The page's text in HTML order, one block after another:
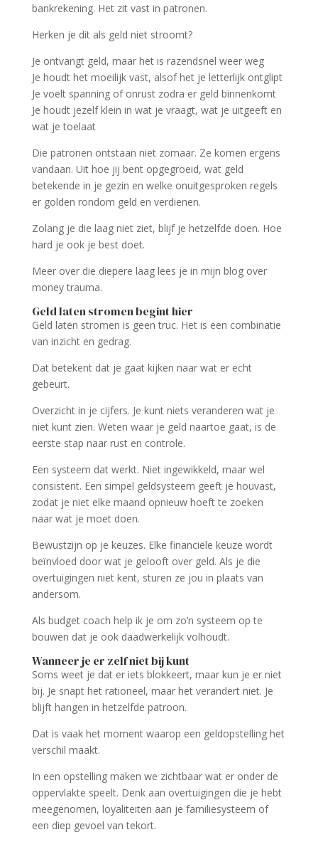
bankrekening. Het zit vast in patronen.
Herken je dit als geld niet stroomt?
Je ontvangt geld, maar het is razendsnel weer weg
Je houdt het moeilijk vast, alsof het je letterlijk ontglipt
Je voelt spanning of onrust zodra er geld binnenkomt
Je houdt jezelf klein in wat je vraagt, wat je uitgeeft en
wat je toelaat
Die patronen ontstaan niet zomaar. Ze komen ergens
vandaan. Uit hoe jij bent opgegroeid, wat geld
betekende in je gezin en welke onuitgesproken regels
er golden rondom geld en verdienen.
Zolang je die laag niet ziet, blijf je hetzelfde doen. Hoe
hard je ook je best doet.
Meer over die diepere laag lees je in mijn blog over
money trauma.
Geld laten stromen begint hier
Geld laten stromen is geen truc. Het is een combinatie
van inzicht en gedrag.
Dat betekent dat je gaat kijken naar wat er echt
gebeurt.
Overzicht in je cijfers. Je kunt niets veranderen wat je
niet kunt zien. Weten waar je geld naartoe gaat, is de
eerste stap naar rust en controle.
Een systeem dat werkt. Niet ingewikkeld, maar wel
consistent. Een simpel geldsysteem geeft je houvast,
zodat je niet elke maand opnieuw hoeft te zoeken
naar wat je moet doen.
Bewustzijn op je keuzes. Elke financiële keuze wordt
beïnvloed door wat je gelooft over geld. Als je die
overtuigingen niet kent, sturen ze jou in plaats van
andersom.
Als budget coach help ik je om zo’n systeem op te
bouwen dat je ook daadwerkelijk volhoudt.
Wanneer je er zelf niet bij kunt
Soms weet je dat er iets blokkeert, maar kun je er niet
bij. Je snapt het rationeel, maar het verandert niet. Je
blijft hangen in hetzelfde patroon.
Dat is vaak het moment waarop een geldopstelling het
verschil maakt.
In een opstelling maken we zichtbaar wat er onder de
oppervlakte speelt. Denk aan overtuigingen die je hebt
meegenomen, loyaliteiten aan je familiesysteem of
een diep gevoel van tekort.